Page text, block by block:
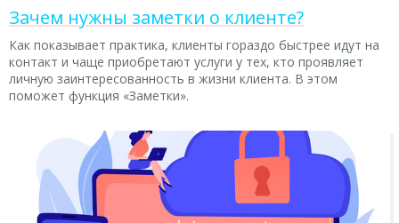
Зачем нужны заметки о клиенте?
Как показывает практика, клиенты гораздо быстрее идут на
контакт и чаще приобретают услуги у тех, кто проявляет
личную заинтересованность в жизни клиента. В этом
поможет функция «Заметки».